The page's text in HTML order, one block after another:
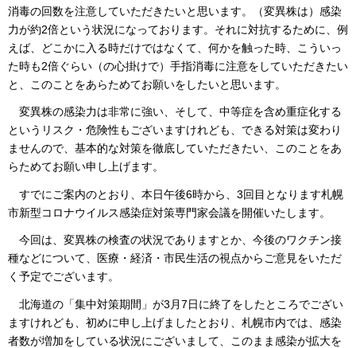
消毒の回数を注意していただきたいと思います。（変異株は）感染
力が約2倍という状況になっております。それに対抗するために、例
えば、どこかに入る時だけではなくて、何かを触った時、こういっ
た時も2倍ぐらい（の心掛けで）手指消毒に注意をしていただきたい
と、このことをあらためてお願いをしたいと思います。
変異株の感染力は非常に強い、そして、中等症を含め重症化する
というリスク・危険性もございますけれども、できる対策は変わり
ませんので、基本的な対策を徹底していただきたい、このことをあ
らためてお願い申し上げます。
すでにご案内のとおり、本日午後6時から、3回目となります札幌
市新型コロナウイルス感染症対策専門家会議を開催いたします。
今回は、変異株の検査の状況でありますとか、今後のワクチン接
種などについて、医療・経済・市民生活の視点からご意見をいただ
く予定でございます。
北海道の「集中対策期間」が3月7日に終了をしたところでござい
ますけれども、初めに申し上げましたとおり、札幌市内では、感染
者数が増加をしている状況にございまして、このまま感染が拡大を